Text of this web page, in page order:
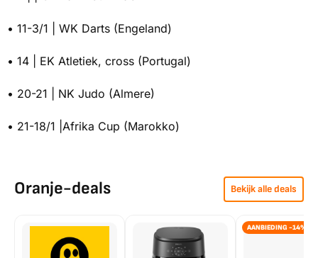
• 11-3/1 | WK Darts (Engeland)
• 14 | EK Atletiek, cross (Portugal)
• 20-21 | NK Judo (Almere)
• 21-18/1 |Afrika Cup (Marokko)
Oranje-deals Bekijk alle deals
AANBIEDING -14%